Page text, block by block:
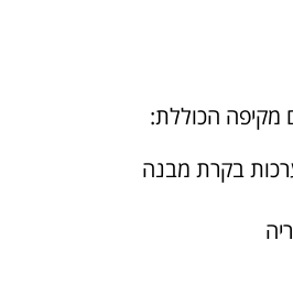
מקיפה הכוללת:
בקרת מבנה